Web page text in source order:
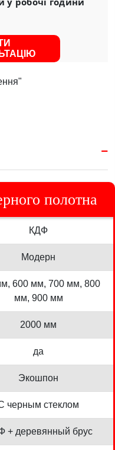
полотна
КДФ
Модерн
600 мм, 700 мм, 800
мм, 900 мм
2000 мм
да
Экошпон
черным стеклом
+ деревянный брус